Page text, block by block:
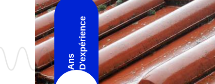
Ans D'expérience